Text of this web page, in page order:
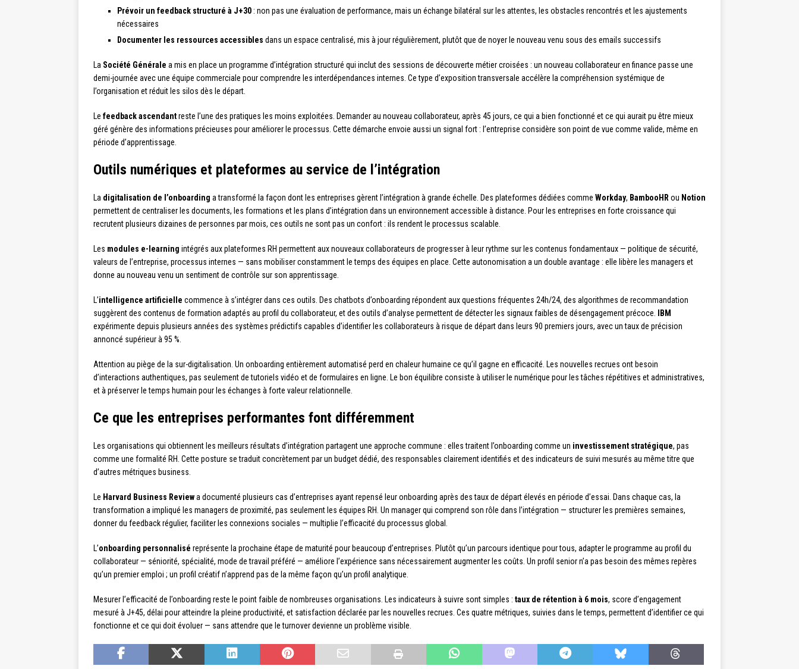
Prévoir un feedback structuré à J+30 : non pas une évaluation de performance, mais un échange bilatéral sur les attentes, les obstacles rencontrés et les ajustements
nécessaires
Documenter les ressources accessibles dans un espace centralisé, mis à jour régulièrement, plutôt que de noyer le nouveau venu sous des emails successifs
La Société Générale a mis en place un programme d’intégration structuré qui inclut des sessions de découverte métier croisées : un nouveau collaborateur en finance passe une
demi-journée avec une équipe commerciale pour comprendre les interdépendances internes. Ce type d’exposition transversale accélère la compréhension systémique de
l’organisation et réduit les silos dès le départ.
Le feedback ascendantreste l’une des pratiques les moins exploitées. Demander au nouveau collaborateur, après 45 jours, ce qui a bien fonctionné et ce qui aurait pu être mieux
géré génère des informations précieuses pour améliorer le processus. Cette démarche envoie aussi un signal fort : l’entreprise considère son point de vue comme valide, même en
période d’apprentissage.
Outils numériques et plateformes au service de l’intégration
La digitalisation de l’onboarding a transformé la façon dont les entreprises gèrent l’intégration à grande échelle. Des plateformes dédiées comme Workday, BambooHR ou Notion
permettent de centraliser les documents, les formations et les plans d’intégration dans un environnement accessible à distance. Pour les entreprises en forte croissance qui
recrutent plusieurs dizaines de personnes par mois, ces outils ne sont pas un confort : ils rendent le processus scalable.
Les modules e-learning intégrés aux plateformes RH permettent aux nouveaux collaborateurs de progresser à leur rythme sur les contenus fondamentaux — politique de sécurité,
valeurs de l’entreprise, processus internes — sans mobiliser constamment le temps des équipes en place. Cette autonomisation a un double avantage : elle libère les managers et
donne au nouveau venu un sentiment de contrôle sur son apprentissage.
L’intelligence artificielle commence à s’intégrer dans ces outils. Des chatbots d’onboarding répondent aux questions fréquentes 24h/24, des algorithmes de recommandation
suggèrent des contenus de formation adaptés au profil du collaborateur, et des outils d’analyse permettent de détecter les signaux faibles de désengagement précoce. IBM
expérimente depuis plusieurs années des systèmes prédictifs capables d’identifier les collaborateurs à risque de départ dans leurs 90 premiers jours, avec un taux de précision
annoncé supérieur à 95 %.
Attention au piège de la sur-digitalisation. Un onboarding entièrement automatisé perd en chaleur humaine ce qu’il gagne en efficacité. Les nouvelles recrues ont besoin
d’interactions authentiques, pas seulement de tutoriels vidéo et de formulaires en ligne. Le bon équilibre consiste à utiliser le numérique pour les tâches répétitives et administratives,
et à préserver le temps humain pour les échanges à forte valeur relationnelle.
Ce que les entreprises performantes font différemment
Les organisations qui obtiennent les meilleurs résultats d’intégration partagent une approche commune : elles traitent l’onboarding comme un investissement stratégique, pas
comme une formalité RH. Cette posture se traduit concrètement par un budget dédié, des responsables clairement identifiés et des indicateurs de suivi mesurés au même titre que
d’autres métriques business.
Le Harvard Business Reviewa documenté plusieurs cas d’entreprises ayant repensé leur onboarding après des taux de départ élevés en période d’essai. Dans chaque cas, la
transformation a impliqué les managers de proximité, pas seulement les équipes RH. Un manager qui comprend son rôle dans l’intégration — structurer les premières semaines,
donner du feedback régulier, faciliter les connexions sociales — multiplie l’efficacité du processus global.
L’onboarding personnalisé représente la prochaine étape de maturité pour beaucoup d’entreprises. Plutôt qu’un parcours identique pour tous, adapter le programme au profil du
collaborateur — séniorité, spécialité, mode de travail préféré — améliore l’expérience sans nécessairement augmenter les coûts. Un profil senior n’a pas besoin des mêmes repères
qu’un premier emploi ; un profil créatif n’apprend pas de la même façon qu’un profil analytique.
Mesurer l’efficacité de l’onboarding reste le point faible de nombreuses organisations. Les indicateurs à suivre sont simples : taux de rétention à 6 mois, score d’engagement
mesuré à J+45, délai pour atteindre la pleine productivité, et satisfaction déclarée par les nouvelles recrues. Ces quatre métriques, suivies dans le temps, permettent d’identifier ce qui
fonctionne et ce qui doit évoluer — sans attendre que le turnover devienne un problème visible.